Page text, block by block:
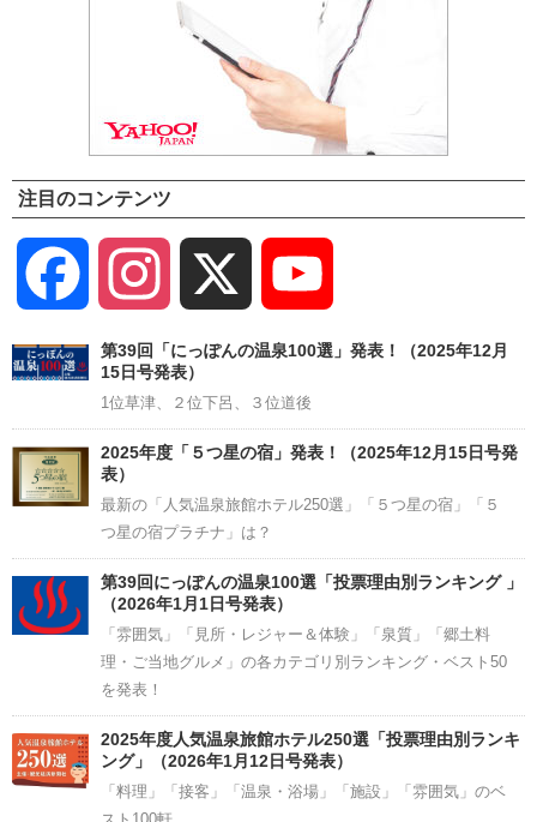
注目のコンテンツ
Facebook Instagram
Channel
第39回「にっぽんの温泉100選」発表！（2025年12月
15日号発表）
1位草津、２位下呂、３位道後
2025年度「５つ星の宿」発表！（2025年12月15日号発
表）
最新の「人気温泉旅館ホテル250選」「５つ星の宿」「５
つ星の宿プラチナ」は？
第39回にっぽんの温泉100選「投票理由別ランキング 」
（2026年1月1日号発表）
「雰囲気」「見所・レジャー＆体験」「泉質」「郷土料
理・ご当地グルメ」の各カテゴリ別ランキング・ベスト50
を発表！
2025年度人気温泉旅館ホテル250選「投票理由別ランキ
ング」（2026年1月12日号発表）
「料理」「接客」「温泉・浴場」「施設」「雰囲気」のベ